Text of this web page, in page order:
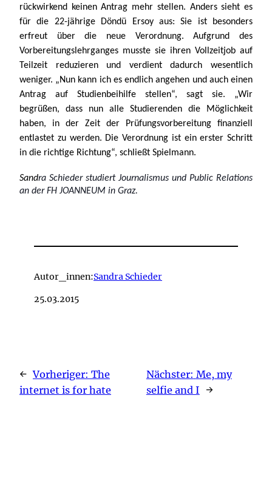
rückwirkend keinen Antrag mehr stellen. Anders sieht es
für die 22-jährige Döndü Ersoy aus: Sie ist besonders
erfreut über die neue Verordnung. Aufgrund des
Vorbereitungslehrganges musste sie ihren Vollzeitjob auf
Teilzeit reduzieren und verdient dadurch wesentlich
weniger. „Nun kann ich es endlich angehen und auch einen
Antrag auf Studienbeihilfe stellen“, sagt sie. „Wir
begrüßen, dass nun alle Studierenden die Möglichkeit
haben, in der Zeit der Prüfungsvorbereitung finanziell
entlastet zu werden. Die Verordnung ist ein erster Schritt
in die richtige Richtung“, schließt Spielmann.
Sandra Schieder studiert Journalismus und Public Relations
an der FH JOANNEUM in Graz.
Autor_innen:Sandra Schieder
25.03.2015
← Vorheriger: The
internet is for hate
Nächster: Me, my
selfie and I →